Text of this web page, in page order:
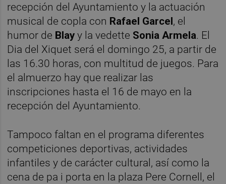
recepción del Ayuntamiento y la actuación
musical de copla con Rafael Garcel, el
humor de Blayy la vedette Sonia Armela. El
Dia del Xiquet será el domingo 25, a partir de
las 16.30 horas, con multitud de juegos. Para
el almuerzo hay que realizar las
inscripciones hasta el 16 de mayo en la
recepción del Ayuntamiento.
Tampoco faltan en el programa diferentes
competiciones deportivas, actividades
infantiles y de carácter cultural, así como la
cena de pa i porta en la plaza Pere Cornell, el